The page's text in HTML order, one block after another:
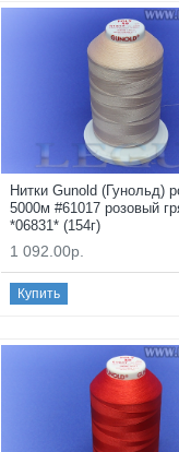
Нитки Gunold (Гунольд)
5000м #61017 розовый
*06831* (154г)
1 092.00р.
Купить